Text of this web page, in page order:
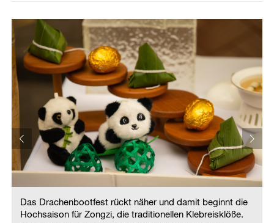
Das Drachenbootfest rückt näher und damit beginnt die
Hochsaison für Zongzi, die traditionellen Klebreisklöße.